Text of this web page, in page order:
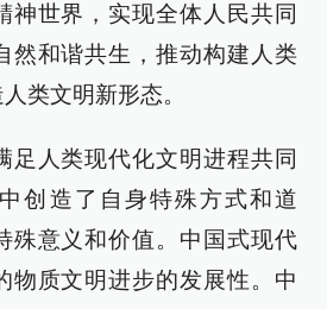
神世界，实现全体人民共同
然和谐共生，推动构建人类
类文明新形态。
足人类现代化文明进程共同
创造了自身特殊方式和道
殊意义和价值。中国式现代
物质文明进步的发展性。中